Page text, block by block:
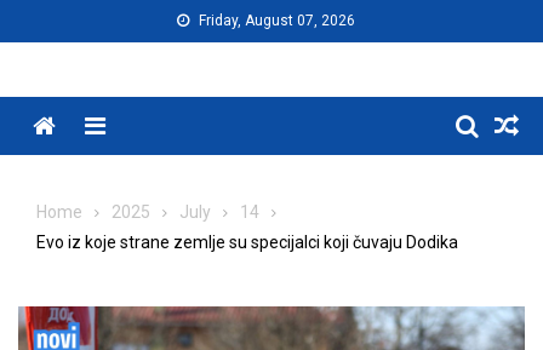
to
Friday, August 07, 2026
Menu
Home 2025 July
14
Evo iz koje strane zemlje su specijalci koji čuvaju Dodika